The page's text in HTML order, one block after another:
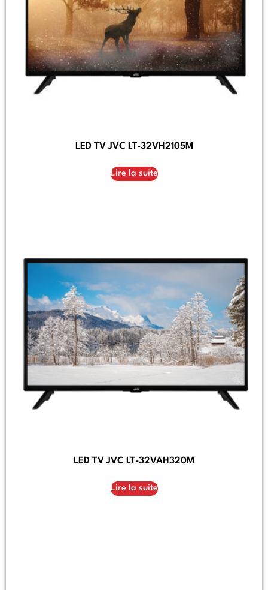
LED TV JVC LT-32VH2105M
Lire la suite
LED TV JVC LT-32VAH320M
Lire la suite